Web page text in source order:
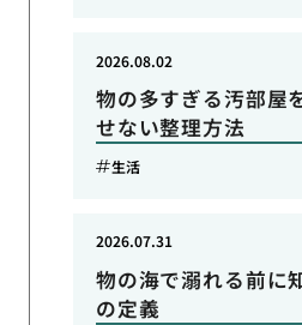
物の多すぎる汚部屋
せない整理方法
2026.08.02
生活
物の海で溺れる前に
の定義
2026.07.31